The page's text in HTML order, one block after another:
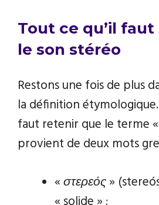
Tout ce qu’il faut
le son stéréo
Restons une fois de plus
la définition
faut retenir que le terme «
provient de deux mots
«στερεός»